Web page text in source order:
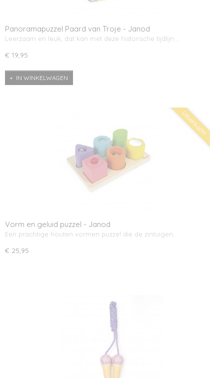
Panoramapuzzel Paard van Troje - Janod
Leerzaam en leuk, dat kan met deze historische tijdlijn.…
€ 19,95
IN WINKELWAGEN
Uitverkocht
Vorm en geluid puzzel - Janod
Een prachtige houten vormen puzzel die de zintuigen…
€ 25,95